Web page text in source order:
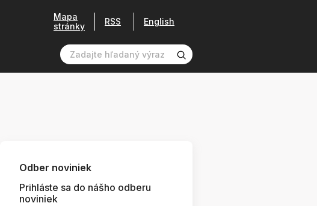
Mapa
stránky
RSS English
Odber noviniek
Prihláste sa do nášho odberu
noviniek